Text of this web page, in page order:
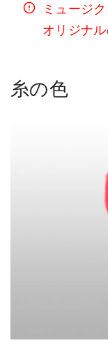
ミュージ
オリジナ
糸の色